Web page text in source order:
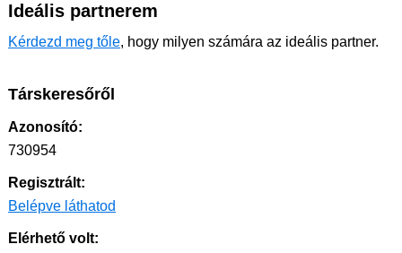
Ideális partnerem
Kérdezd meg tőle, hogy milyen számára az ideális partner.
Társkeresőről
Azonosító:
730954
Regisztrált:
Belépve láthatod
Elérhető volt: